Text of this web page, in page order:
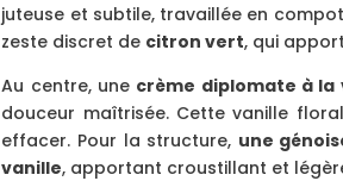
juteuse et subtile, travaillée en
zeste discret de citron vert, qui
Au centre, une crème diplomate à la
douceur maîtrisée. Cette vanille
effacer. Pour la structure, une
vanille, apportant croustillant et